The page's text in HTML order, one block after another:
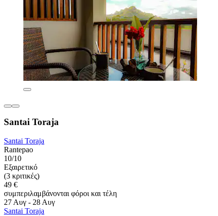
Santai Toraja
Santai Toraja
Rantepao
10/10
Εξαιρετικό
(3 κριτικές)
49 €
συμπεριλαμβάνονται φόροι και τέλη
27 Αυγ - 28 Αυγ
Santai Toraja